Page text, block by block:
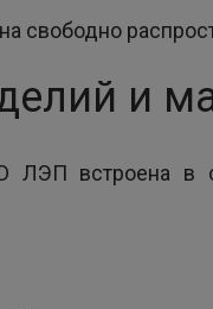
свободно
и
ЛЭП встроена в